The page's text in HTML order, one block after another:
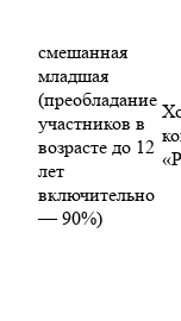
смешанная
младшая
(преобладание
участников в
возрасте до 12
лет
включительно
— 90%)